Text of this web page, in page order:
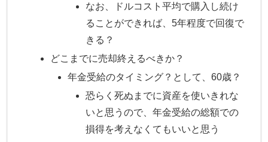
なお、ドルコスト平均で購入し続け
ることができれば、5年程度で回復で
きる？
どこまでに売却終えるべきか？
年金受給のタイミング？として、60歳？
恐らく死ぬまでに資産を使いきれな
いと思うので、年金受給の総額での
損得を考えなくてもいいと思う